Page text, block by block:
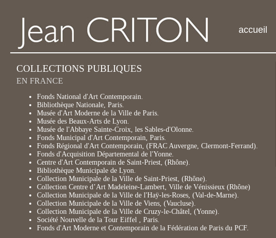
accueil
COLLECTIONS PUBLIQUES
EN FRANCE
Fonds National d'Art Contemporain.
Bibliothèque Nationale, Paris.
Musée d'Art Moderne de la Ville de Paris.
Musée des Beaux-Arts de Lyon.
Musée de l'Abbaye Sainte-Croix, les Sables-d'Olonne.
Fonds Municipal d'Art Contemporain, Paris.
Fonds Régional d'Art Contemporain, (FRAC Auvergne, Clermont-Ferrand).
Fonds d'Acquisition Départemental de l'Yonne.
Centre d'Art Contemporain de Saint-Priest, (Rhône).
Bibliothèque Municipale de Lyon.
Collection Municipale de la Ville de Saint-Priest, (Rhône).
Collection Centre d’Art Madeleine-Lambert, Ville de Vénissieux (Rhône)
Collection Municipale de la Ville de l'Haÿ-les-Roses, (Val-de-Marne).
Collection Municipale de la Ville de Viens, (Vaucluse).
Collection Municipale de la Ville de Cruzy-le-Châtel, (Yonne).
Société Nouvelle de la Tour Eiffel , Paris.
Fonds d'Art Moderne et Contemporain de la Fédération de Paris du PCF.